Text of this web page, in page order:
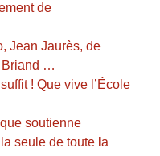
de
Jean Jaurès, de
Briand …
! Que vive l’École
soutienne
seule de toute la